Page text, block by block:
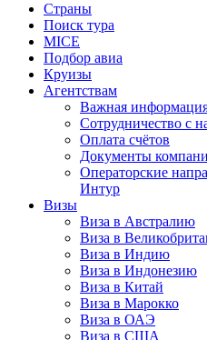
Страны
Поиск тура
MICE
Подбор авиа
Круизы
Агентствам
Важная
Сотрудничество с
Оплата счётов
Документы
Операторские
Интур
Визы
Виза в Австралию
Виза в
Виза в Индию
Виза в Индонезию
Виза в Китай
Виза в Марокко
Виза в ОАЭ
Виза в США